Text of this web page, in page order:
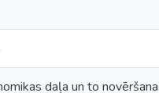
daļa un to